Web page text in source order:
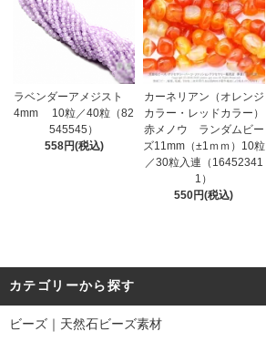
ラベンダーアメジスト
4mm 10粒／40粒（82
545545）
558円(税込)
カーネリアン（オレンジ
カラー・レッドカラー）
赤メノウ ランダムビー
ズ11mm（±1ｍｍ）10粒
／30粒入連（16452341
1）
550円(税込)
カテゴリーから探す
ビーズ｜天然石ビーズ素材